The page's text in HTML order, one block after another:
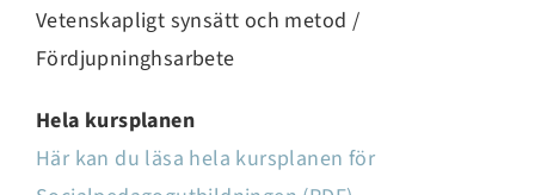
Vetenskapligt synsätt och metod /
Fördjupninghsarbete
Hela kursplanen
Här kan du läsa hela kursplanen för